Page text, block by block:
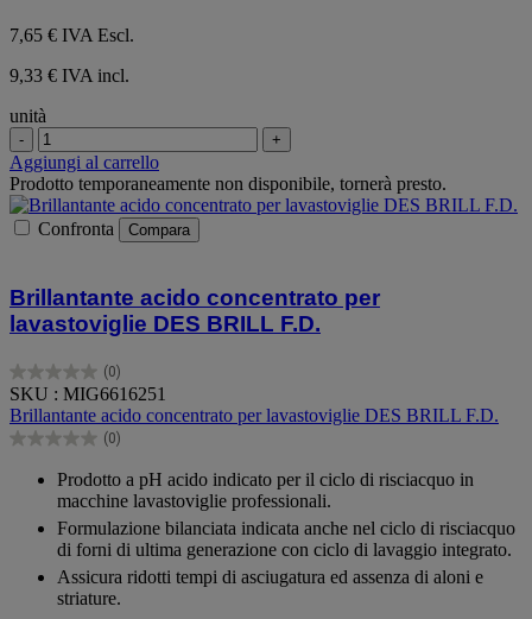
7,65 € IVA Escl.
9,33 € IVA incl.
unità
- +
Aggiungi al carrello
Prodotto temporaneamente non disponibile, tornerà presto.
Confronta Compara
Brillantante acido concentrato per
lavastoviglie DES BRILL F.D.
(0)
0.0
su
5
stelle.
SKU : MIG6616251
Brillantante acido concentrato per lavastoviglie DES BRILL F.D.
(0)
0.0
Prodotto a pH acido indicato per il ciclo di risciacquo in
macchine lavastoviglie professionali.
Formulazione bilanciata indicata anche nel ciclo di risciacquo
di forni di ultima generazione con ciclo di lavaggio integrato.
Assicura ridotti tempi di asciugatura ed assenza di aloni e
striature.